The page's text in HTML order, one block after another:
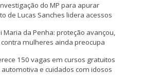
do MP para apurar
de Lucas Sanches lidera acessos
Maria da Penha: proteção avançou,
mulheres ainda preocupa
150 vagas em cursos gratuitos
e cuidados com idosos